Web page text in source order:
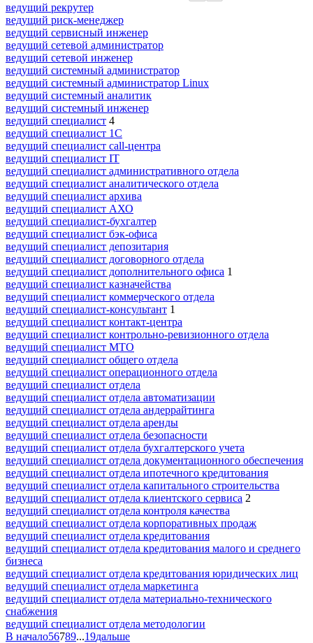
ведущий рекрутер
ведущий риск-менеджер
ведущий сервисный инженер
ведущий сетевой администратор
ведущий сетевой инженер
ведущий системный администратор
ведущий системный администратор Linux
ведущий системный аналитик
ведущий системный инженер
ведущий специалист 4
ведущий специалист 1С
ведущий специалист call-центра
ведущий специалист IT
ведущий специалист административного отдела
ведущий специалист аналитического отдела
ведущий специалист архива
ведущий специалист АХО
ведущий специалист-бухгалтер
ведущий специалист бэк-офиса
ведущий специалист депозитария
ведущий специалист договорного отдела
ведущий специалист дополнительного офиса 1
ведущий специалист казначейства
ведущий специалист коммерческого отдела
ведущий специалист-консультант 1
ведущий специалист контакт-центра
ведущий специалист контрольно-ревизионного отдела
ведущий специалист МТО
ведущий специалист общего отдела
ведущий специалист операционного отдела
ведущий специалист отдела
ведущий специалист отдела автоматизации
ведущий специалист отдела андеррайтинга
ведущий специалист отдела аренды
ведущий специалист отдела безопасности
ведущий специалист отдела бухгалтерского учета
ведущий специалист отдела документационного обеспечения
ведущий специалист отдела ипотечного кредитования
ведущий специалист отдела капитального строительства
ведущий специалист отдела клиентского сервиса 2
ведущий специалист отдела контроля качества
ведущий специалист отдела корпоративных продаж
ведущий специалист отдела кредитования
ведущий специалист отдела кредитования малого и среднего
бизнеса
ведущий специалист отдела кредитования юридических лиц
ведущий специалист отдела маркетинга
ведущий специалист отдела материально-технического
снабжения
ведущий специалист отдела методологии
В начало56789...19дальше